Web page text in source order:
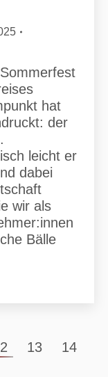
hat
der
leicht er
dabei
wir als
Bälle
13
14